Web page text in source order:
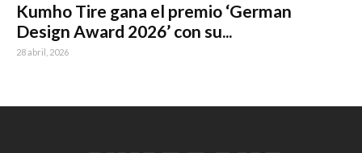
Kumho Tire gana el premio ‘German
Design Award 2026’ con su...
28 abril, 2026